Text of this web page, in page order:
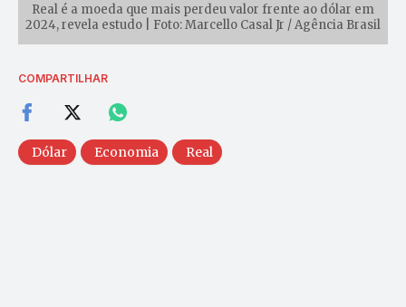
Real é a moeda que mais perdeu valor frente ao dólar em
2024, revela estudo | Foto: Marcello Casal Jr / Agência Brasil
COMPARTILHAR
Dólar Economia Real